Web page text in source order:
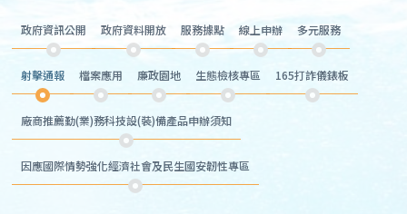
政府資訊公開 政府資料開放 服務據點 線上申辦 多元服務
射擊通報 檔案應用 廉政園地 生態檢核專區 165打詐儀錶板
廠商推薦勤(業)務科技設(裝)備產品申辦須知
因應國際情勢強化經濟社會及民生國安韌性專區